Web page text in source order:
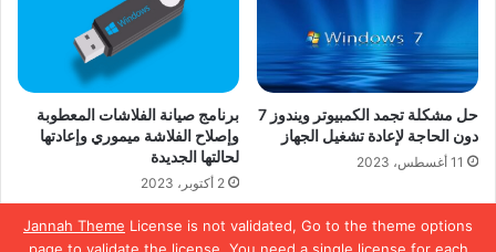
Jannah Theme License is not validated, Go to the theme options
حل مشكلة تجمد الكمبيوتر ويندوز 7
دون الحاجة لإعادة تشغيل الجهاز
11 أغسطس، 2023
برنامج صيانة الفلاشات المعطوبة
وإصلاح الفلاشة ميموري وإعادتها
لحالتها الجديدة
2 أكتوبر، 2023